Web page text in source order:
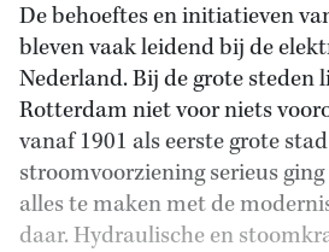
De behoeftes en initiatieven
bleven vaak leidend bij de
Nederland. Bij de grote steden
Rotterdam niet voor niets
vanaf 1901 als eerste grote
stroomvoorziening serieus
alles te maken met de
daar. Hydraulische en